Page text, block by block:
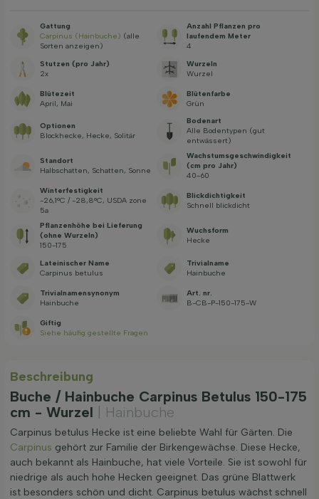
Gattung
Carpinus (Hainbuche) (alle
Sorten anzeigen)
Anzahl Pflanzen pro
laufendem Meter
4
Stutzen (pro Jahr)
2x
Wurzeln
Wurzel
Blütezeit
April, Mai
Blütenfarbe
Grün
Optionen
Blockhecke, Hecke, Solitär
Bodenart
Alle Bodentypen (gut
entwässert)
Standort
Halbschatten, Schatten, Sonne
Wachstums­geschwindig­keit
(cm pro Jahr)
40-60
Winterfestigkeit
-26,1°C / -28,8°C, USDA zone
5a
Blickdichtigkeit
Schnell blickdicht
Pflanzenhöhe bei Lieferung
(ohne Wurzeln)
150-175
Wuchsform
Hecke
Lateinischer Name
Carpinus betulus
Trivialname
Hainbuche
Trivialnamensynonym
Hainbuche
Art. nr.
B-CB-P-150-175-W
Giftig
Siehe häufig gestellte Fragen
Beschreibung
Buche / Hainbuche Carpinus Betulus 150-175
cm - Wurzel
| Hainbuche
Carpinus betulus Hecke ist eine beliebte Wahl für Gärten. Die
Carpinus gehört zur Familie der Birkengewächse. Diese Hecke,
auch bekannt als Hainbuche, hat viele Vorteile. Sie ist sowohl für
niedrige als auch hohe Hecken geeignet. Das grüne Blattwerk
ist besonders schön und dicht. Carpinus betulus wächst schnell